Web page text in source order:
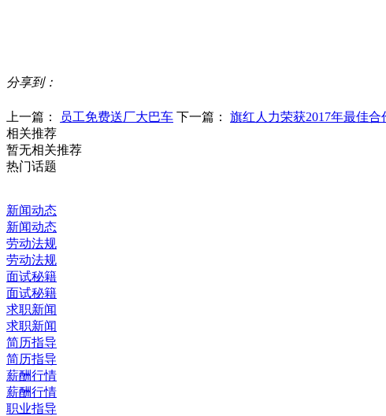
分享到：
上一篇： 员工免费送厂大巴车 下一篇： 旗红人力荣获2017年最佳合
相关推荐
暂无相关推荐
热门话题
新闻动态
新闻动态
劳动法规
劳动法规
面试秘籍
面试秘籍
求职新闻
求职新闻
简历指导
简历指导
薪酬行情
薪酬行情
职业指导